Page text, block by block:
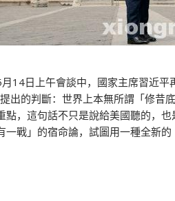
14日上午會談中，國家主席習近
出的判斷：世界上本無所謂「修昔
點，這句話不只是說給美國聽的，
戰」的宿命論，試圖用一種全新的